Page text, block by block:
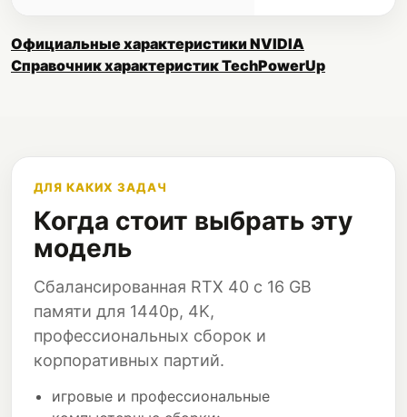
Официальные характеристики NVIDIA
Справочник характеристик TechPowerUp
ДЛЯ КАКИХ ЗАДАЧ
Когда стоит выбрать эту
модель
Сбалансированная RTX 40 с 16 GB
памяти для 1440p, 4K,
профессиональных сборок и
корпоративных партий.
игровые и профессиональные